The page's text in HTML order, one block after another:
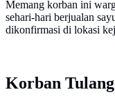
Memang korban ini
sehari-hari berjualan
dikonfirmasi di lokasi
Korban